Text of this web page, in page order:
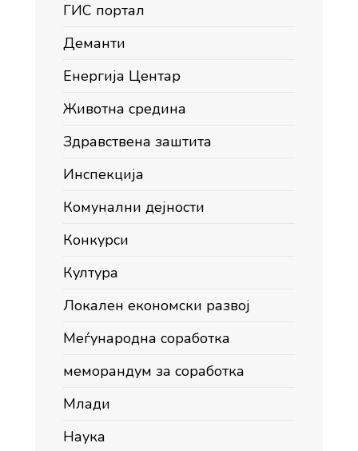
ГИС портал
Деманти
Енергија Центар
Животна средина
Здравствена заштита
Инспекција
Комунални дејности
Конкурси
Култура
Локален економски развој
Меѓународна соработка
меморандум за соработка
Млади
Наука